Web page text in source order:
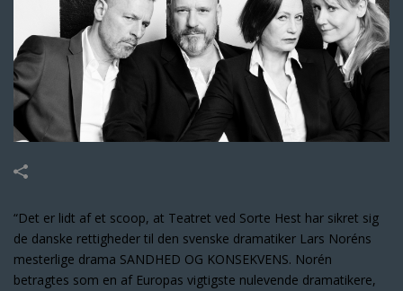
“Det er lidt af et scoop, at Teatret ved Sorte Hest har sikret sig
de danske rettigheder til den svenske dramatiker Lars Noréns
mesterlige drama SANDHED OG KONSEKVENS. Norén
betragtes som en af Europas vigtigste nulevende dramatikere,